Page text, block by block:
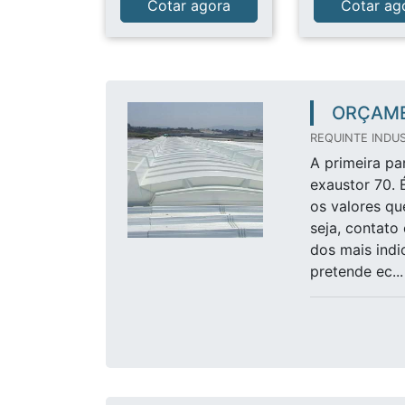
Cotar agora Cotar
REQUINTE
A primeira
exaustor 70.
os valores
seja,
dos mais
pretende ec...